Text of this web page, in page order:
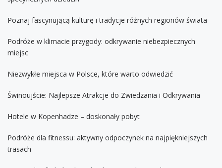
Poznaj fascynującą kulturę i tradycje różnych regionów świata
Podróże w klimacie przygody: odkrywanie niebezpiecznych
miejsc
Niezwykłe miejsca w Polsce, które warto odwiedzić
Świnoujście: Najlepsze Atrakcje do Zwiedzania i Odkrywania
Hotele w Kopenhadze – doskonały pobyt
Podróże dla fitnessu: aktywny odpoczynek na najpiękniejszych
trasach